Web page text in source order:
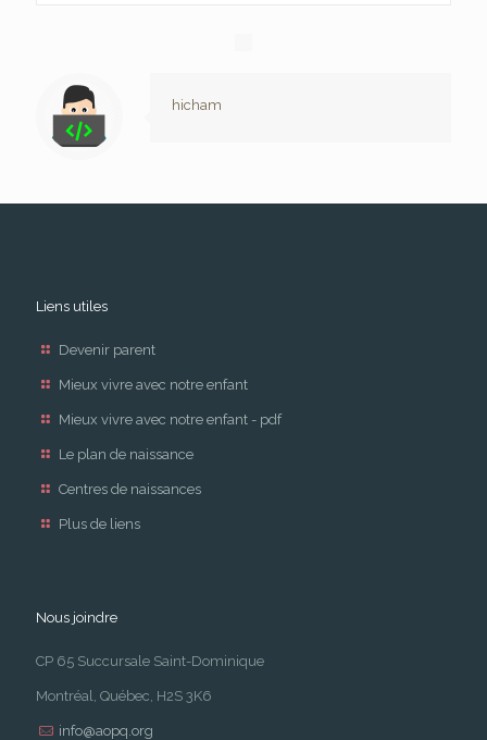
hicham
Liens utiles
Devenir parent
Mieux vivre avec notre enfant
Mieux vivre avec notre enfant - pdf
Le plan de naissance
Centres de naissances
Plus de liens
Nous joindre
CP 65 Succursale Saint-Dominique
Montréal, Québec, H2S 3K6
info@aopq.org